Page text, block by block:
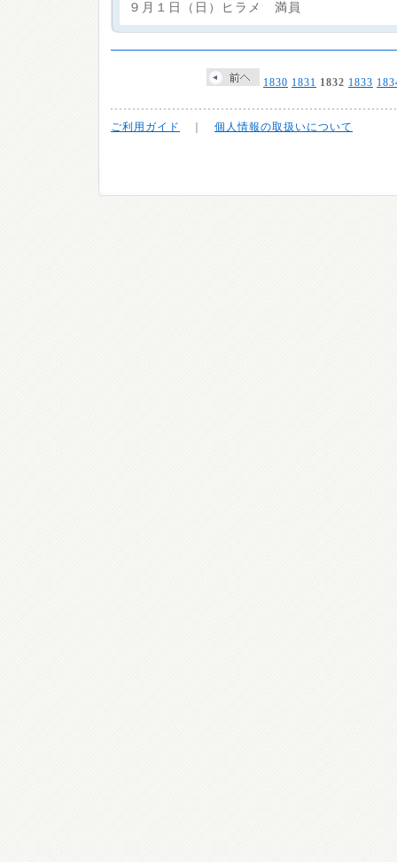
９月１日（日）ヒラメ 満員
1830 1831 1832 1833
ご利用ガイド 個人情報の取扱いについて